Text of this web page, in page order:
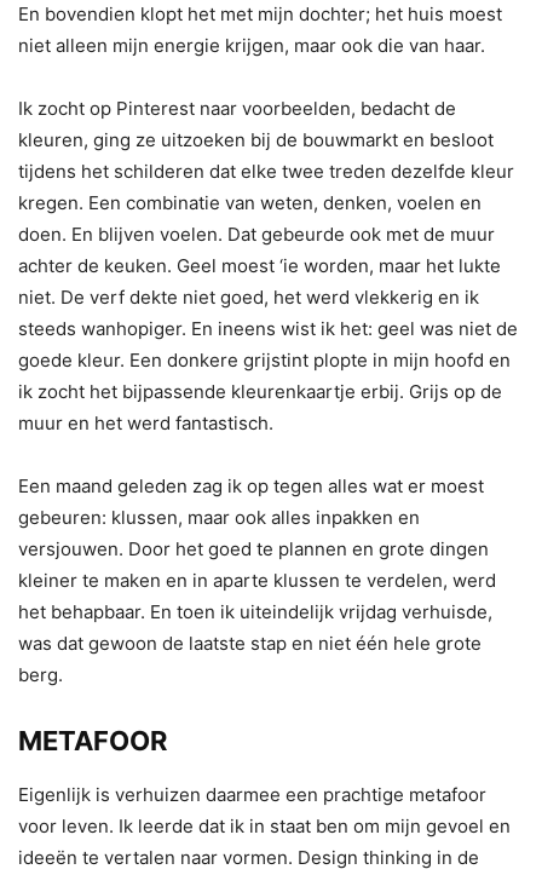
En bovendien klopt het met mijn dochter; het huis moest
niet alleen mijn energie krijgen, maar ook die van haar.
Ik zocht op Pinterest naar voorbeelden, bedacht de
kleuren, ging ze uitzoeken bij de bouwmarkt en besloot
tijdens het schilderen dat elke twee treden dezelfde kleur
kregen. Een combinatie van weten, denken, voelen en
doen. En blijven voelen. Dat gebeurde ook met de muur
achter de keuken. Geel moest ‘ie worden, maar het lukte
niet. De verf dekte niet goed, het werd vlekkerig en ik
steeds wanhopiger. En ineens wist ik het: geel was niet de
goede kleur. Een donkere grijstint plopte in mijn hoofd en
ik zocht het bijpassende kleurenkaartje erbij. Grijs op de
muur en het werd fantastisch.
Een maand geleden zag ik op tegen alles wat er moest
gebeuren: klussen, maar ook alles inpakken en
versjouwen. Door het goed te plannen en grote dingen
kleiner te maken en in aparte klussen te verdelen, werd
het behapbaar. En toen ik uiteindelijk vrijdag verhuisde,
was dat gewoon de laatste stap en niet één hele grote
berg.
METAFOOR
Eigenlijk is verhuizen daarmee een prachtige metafoor
voor leven. Ik leerde dat ik in staat ben om mijn gevoel en
ideeën te vertalen naar vormen. Design thinking in de